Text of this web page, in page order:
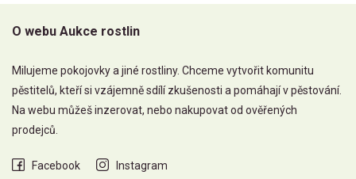
O webu Aukce rostlin
Milujeme pokojovky a jiné rostliny. Chceme vytvořit komunitu
pěstitelů, kteří si vzájemně sdílí zkušenosti a pomáhají v pěstování.
Na webu můžeš inzerovat, nebo nakupovat od ověřených
prodejců.
Facebook Instagram